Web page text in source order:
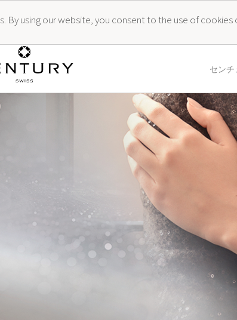
using our website, you consent to the use of cookies
センチ